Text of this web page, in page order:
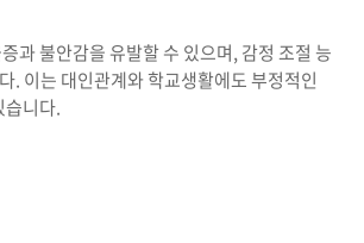
과 불안감을 유발할 수 있으며, 감정 조절 능
. 이는 대인관계와 학교생활에도 부정적인
습니다.